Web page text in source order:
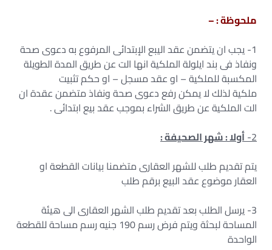
ملحوظة : –
1- يجب ان يتضمن عقد اليبع الإبتدائى المرفوع به دعوى صحة
ونفاذ فى بند ايلولة الملكية انها الت عن طريق المدة الطويلة
المكسبة للملكية – او عقد مسجل – او حكم تثبيت
ملكية لذلك لا يمكن رفع دعوى صحة ونفاذ متضمن عقدة ان
الت الملكية عن طريق الشراء بموجب عقد بيع ابتدائى .
2- أولا : شهر الصحيفة :
يتم تقديم طلب للشهر العقارى متضمنا بيانات القطعة او
العقار موضوع عقد البيع برقم طلب
3- يرسل الطلب بعد تقديم طلب الشهر العقارى الى هيئة
المساحة لبحثة ويتم فرض رسم 190 جنيه رسم مساحة للقطعة
الواحدة